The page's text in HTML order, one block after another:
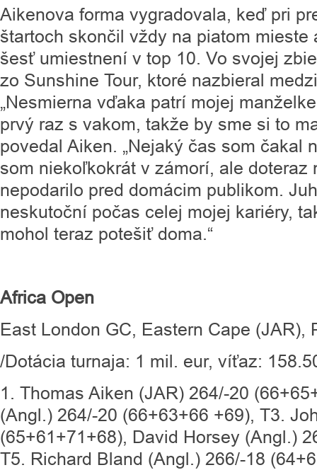
Aikenova forma vygradovala, keď pri
štartoch skončil vždy na piatom mieste
šesť umiestnení v top 10. Vo svojej
zo Sunshine Tour, ktoré nazbieral
„Nesmierna vďaka patrí mojej
prvý raz s vakom, takže by sme si to
povedal Aiken. „Nejaký čas som čakal
som niekoľkokrát v zámorí, ale doteraz
nepodarilo pred domácim publikom.
neskutoční počas celej mojej kariéry,
mohol teraz potešiť doma.“
Africa Open
East London GC, Eastern Cape (JAR),
/Dotácia turnaja: 1 mil. eur, víťaz:
1. Thomas Aiken (JAR) 264/-20
(Angl.) 264/-20 (66+63+66 +69), T3.
(65+61+71+68), David Horsey (Angl.)
T5. Richard Bland (Angl.) 266/-18